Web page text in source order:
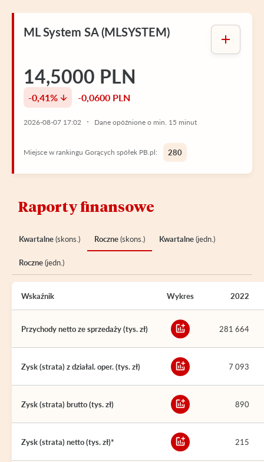
ML System SA (MLSYSTEM)
14,5000 PLN
-0,41% -0,0600 PLN
2026-08-07 17:02 Dane opóźnione o min. 15 minut
Miejsce w rankingu Gorących spółek PB.pl: 280
Raporty finansowe
Kwartalne(skons.) Roczne(skons.) Kwartalne(jedn.)
Roczne(jedn.)
Wskaźnik Wykres 2022
Przychody netto ze sprzedaży (tys. zł) 281 664
Zysk (strata) z działal. oper. (tys. zł) 7 093
Zysk (strata) brutto (tys. zł) 890
Zysk (strata) netto (tys. zł)* 215